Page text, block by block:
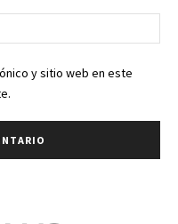
y sitio web en este